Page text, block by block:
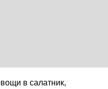
в салатник,